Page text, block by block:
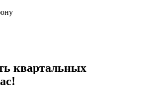
квартальных